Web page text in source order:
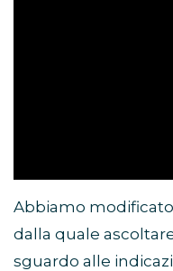
Abbiamo
dalla quale
sguardo alle